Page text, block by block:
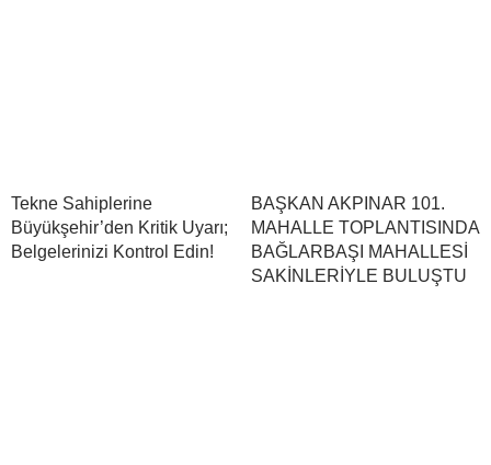
Tekne Sahiplerine
Büyükşehir’den Kritik Uyarı;
Belgelerinizi Kontrol Edin!
BAŞKAN AKPINAR 101.
MAHALLE TOPLANTISINDA
BAĞLARBAŞI MAHALLESİ
SAKİNLERİYLE BULUŞTU